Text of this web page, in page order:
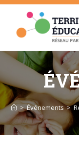
Skip
content
> Événements >